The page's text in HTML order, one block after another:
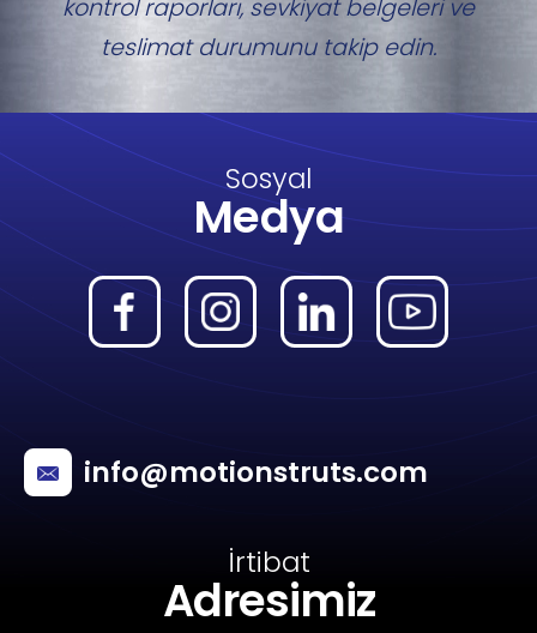
kontrol raporları, sevkiyat belgeleri ve
teslimat durumunu takip edin.
Sosyal
Medya
info@motionstruts.com
İrtibat
Adresimiz